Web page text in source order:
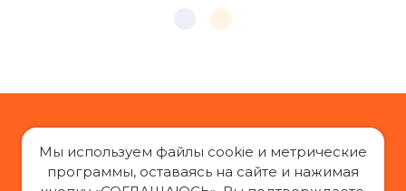
Мы используем файлы cookie и метрические
программы, оставаясь на сайте и нажимая